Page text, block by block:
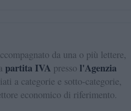
da una o più lettere,
partita IVA presso l'Agenzia
a categorie e sotto-categorie,
economico di riferimento.